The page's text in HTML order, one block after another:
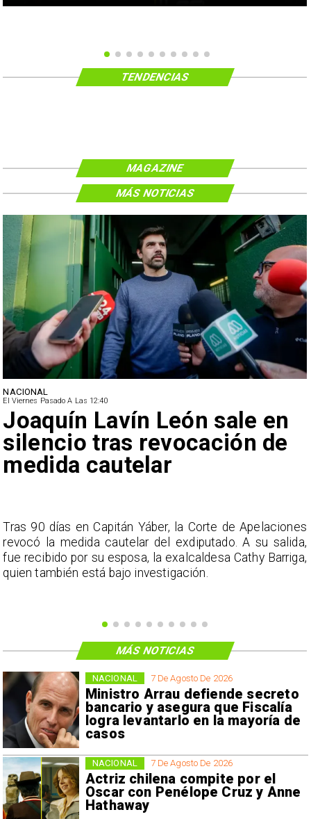
TENDENCIAS
MAGAZINE
NACIONAL
El Viernes Pasado A Las 12:40
Joaquín Lavín León sale en
silencio tras revocación de
medida cautelar
Tras 90 días en Capitán Yáber, la Corte de Apelaciones
revocó la medida cautelar del exdiputado. A su salida,
fue recibido por su esposa, la exalcaldesa Cathy Barriga,
quien también está bajo investigación.
MÁS NOTICIAS
7 De Agosto De 2026
Ministro Arrau defiende secreto
bancario y asegura que Fiscalía
logra levantarlo en la mayoría de
casos
NACIONAL
7 De Agosto De 2026
Actriz chilena compite por el
Oscar con Penélope Cruz y Anne
Hathaway
NACIONAL
MÁS NOTICIAS